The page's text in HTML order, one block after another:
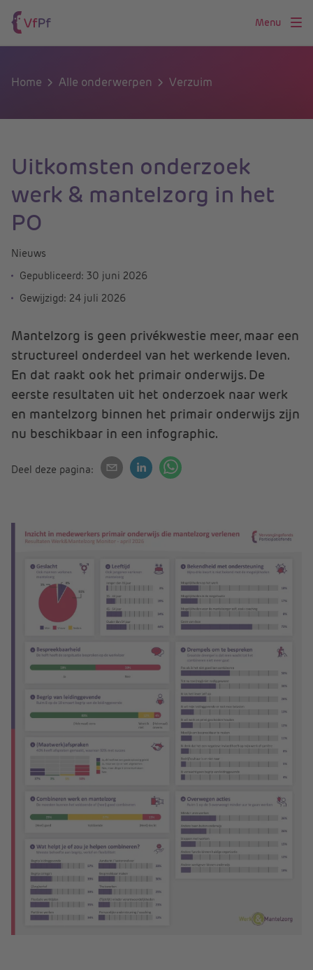
Menu
Home Alle onderwerpen Verzuim
Uitkomsten onderzoek
werk & mantelzorg in het
PO
Nieuws
Gepubliceerd: 30 juni 2026
Gewijzigd: 24 juli 2026
Mantelzorg is geen privékwestie meer, maar een
structureel onderdeel van het werkende leven.
En dat raakt ook het primair onderwijs. De
eerste resultaten uit het onderzoek naar werk
en mantelzorg binnen het primair onderwijs zijn
nu beschikbaar in een infographic.
Deel deze pagina: